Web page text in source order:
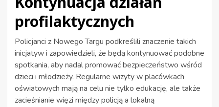
profilaktycznych
Policjanci z Nowego Targu podkreślili znaczenie takich
inicjatyw i zapowiedzieli, że będą kontynuować podobne
spotkania, aby nadal promować bezpieczeństwo wśród
dzieci i młodzieży. Regularne wizyty w placówkach
oświatowych mają na celu nie tylko edukację, ale także
zacieśnianie więzi między policją a lokalną